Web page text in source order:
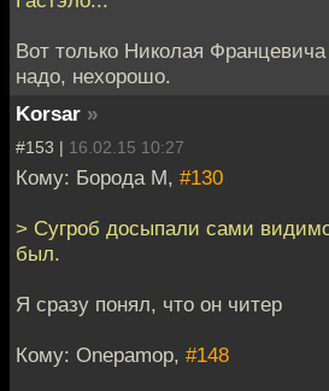
Вот только Николая Францевича
надо, нехорошо.
Korsar »
#153 | 16.02.15 10:27
Кому: Борода М, #130
> Сугроб досыпали сами
был.
Я сразу понял, что он читер
Кому: Onepamop, #148